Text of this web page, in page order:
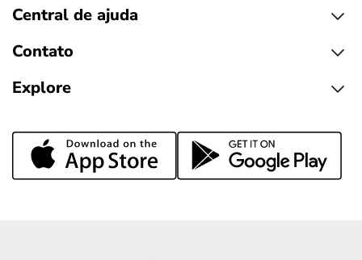
Central de ajuda
Contato
Explore